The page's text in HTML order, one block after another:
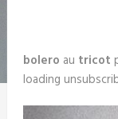
bolero au tricot
loading